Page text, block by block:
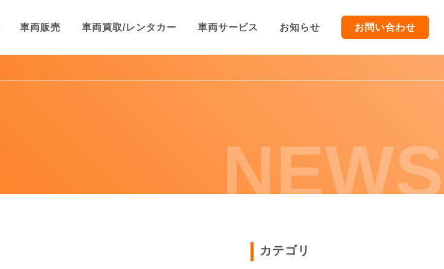
車両販売 車両買取/レンタカー 車両サービス お知らせ お問い合わせ
TOP
車両買取/レンタカー
NEWS
カテゴリ